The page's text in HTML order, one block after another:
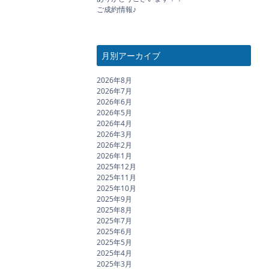
ご成約情報♪
月別アーカイブ
2026年8月
2026年7月
2026年6月
2026年5月
2026年4月
2026年3月
2026年2月
2026年1月
2025年12月
2025年11月
2025年10月
2025年9月
2025年8月
2025年7月
2025年6月
2025年5月
2025年4月
2025年3月